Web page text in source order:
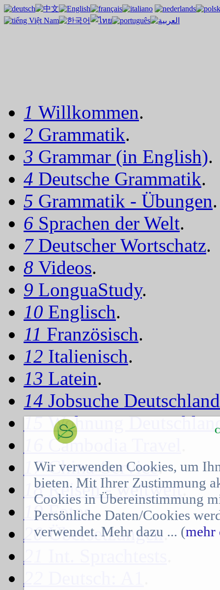
1 Willkommen.
2 Grammatik.
3 Grammar (in English).
4 Deutsche Grammatik.
5 Grammatik - Übungen.
6 Sprachen der Welt.
7 Deutscher Wortschatz.
8 Videos.
9 LonguaStudy.
10 Englisch.
11 Französisch.
12 Italienisch.
13 Latein.
14 Jobsuche Deutschland
15Wohnung
Cambodia Travel
17China-Service.
18Reisen - weltweit.
19Fotos.
20Übersetzungen .
21
22
Wir verwenden Cookies, um
bieten. Mit Ihrer Zustimmung
Cookies in Übereinstimmung
Persönliche Daten/Cookies
verwendet. Mehr dazu ... (mehr